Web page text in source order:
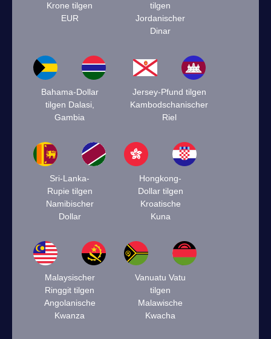
Krone tilgen
EUR
tilgen
Jordanischer
Dinar
Bahama-Dollar
tilgen Dalasi,
Gambia
Jersey-Pfund tilgen
Kambodschanischer
Riel
Sri-Lanka-
Rupie tilgen
Namibischer
Dollar
Hongkong-
Dollar tilgen
Kroatische
Kuna
Malaysischer
Ringgit tilgen
Angolanische
Kwanza
Vanuatu Vatu
tilgen
Malawische
Kwacha